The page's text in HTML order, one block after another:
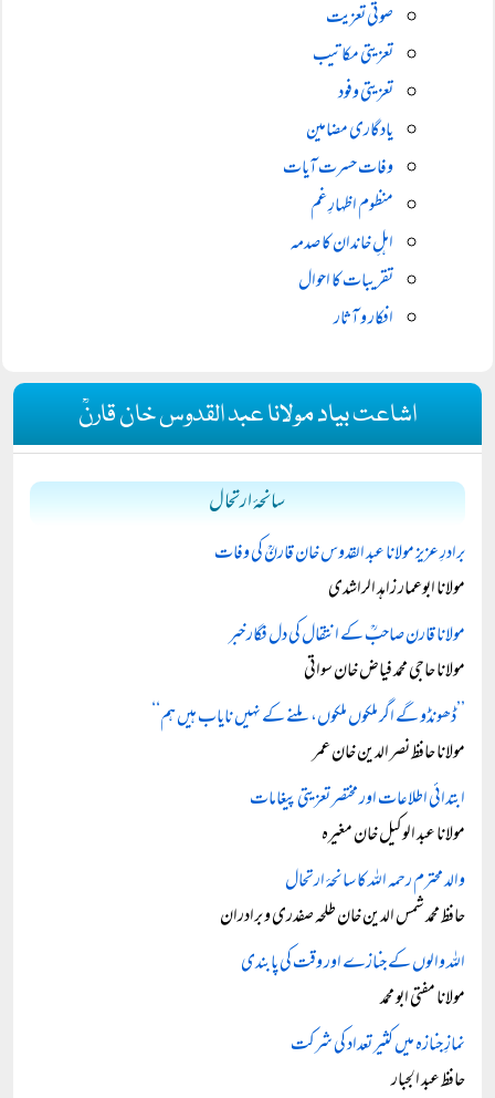
صوتی تعزیت
تعزیتی مکاتیب
تعزیتی وفود
یادگاری مضامین
وفات حسرت آیات
منظوم اظہارِ غم
اہلِ خاندان کا صدمہ
تقریبات کا احوال
افکار و آثار
اشاعت بیاد مولانا عبد القدوس خان قارنؒ
سانحۂ ارتحال
برادرِ عزیز مولانا عبد القدوس خان قارنؒ کی وفات
مولانا ابوعمار زاہد الراشدی
مولانا قارن صاحبؒ کے انتقال کی دل فگار خبر
مولانا حاجی محمد فیاض خان سواتی
’’ڈھونڈو گے اگر ملکوں ملکوں، ملنے کے نہیں نایاب ہیں ہم‘‘
مولانا حافظ نصر الدین خان عمر
ابتدائی اطلاعات اور مختصر تعزیتی پیغامات
مولانا عبد الوکیل خان مغیرہ
والد محترم رحمہ اللہ کا سانحۂ ارتحال
حافظ محمد شمس الدین خان طلحہ صفدری و برادران
اللہ والوں کے جنازے اور وقت کی پابندی
مولانا مفتی ابو محمد
نمازِ جنازہ میں کثیر تعداد کی شرکت
حافظ عبد الجبار